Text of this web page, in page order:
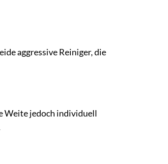
aggressive Reiniger, die
Weite jedoch individuell